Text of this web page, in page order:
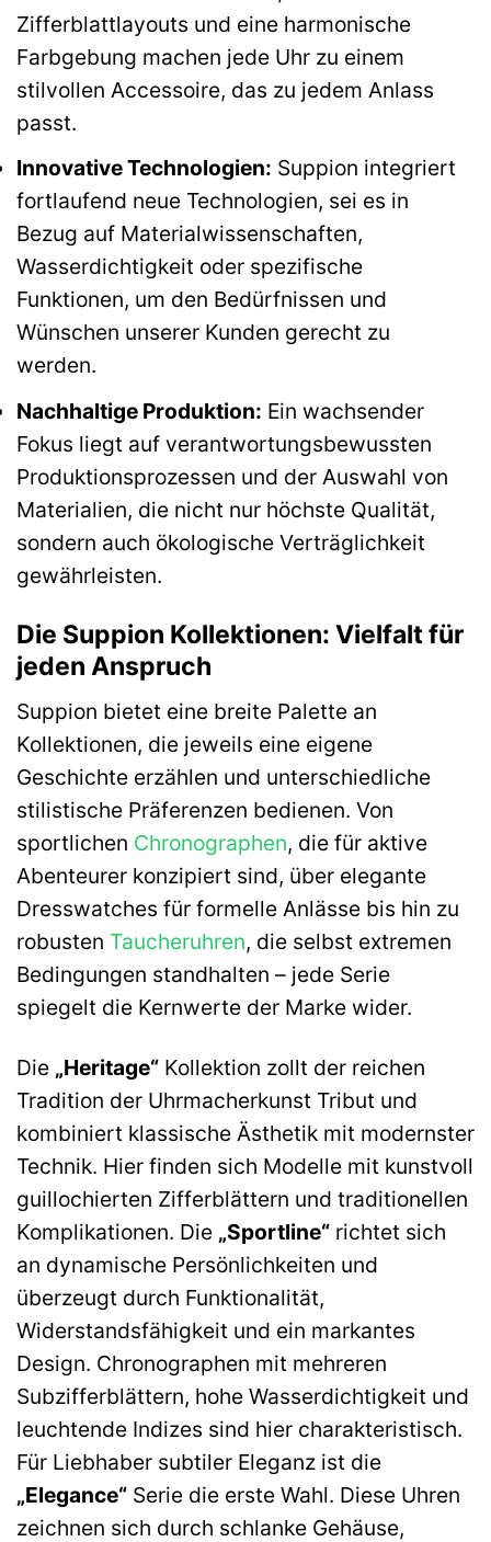
Zifferblattlayouts und eine harmonische
Farbgebung machen jede Uhr zu einem
stilvollen Accessoire, das zu jedem Anlass
passt.
Innovative Technologien: Suppion integriert
fortlaufend neue Technologien, sei es in
Bezug auf Materialwissenschaften,
Wasserdichtigkeit oder spezifische
Funktionen, um den Bedürfnissen und
Wünschen unserer Kunden gerecht zu
werden.
Nachhaltige Produktion: Ein wachsender
Fokus liegt auf verantwortungsbewussten
Produktionsprozessen und der Auswahl von
Materialien, die nicht nur höchste Qualität,
sondern auch ökologische Verträglichkeit
gewährleisten.
Die Suppion Kollektionen: Vielfalt für
jeden Anspruch
Suppion bietet eine breite Palette an
Kollektionen, die jeweils eine eigene
Geschichte erzählen und unterschiedliche
stilistische Präferenzen bedienen. Von
sportlichen Chronographen, die für aktive
Abenteurer konzipiert sind, über elegante
Dresswatches für formelle Anlässe bis hin zu
robusten Taucheruhren, die selbst extremen
Bedingungen standhalten – jede Serie
spiegelt die Kernwerte der Marke wider.
Die „Heritage“ Kollektion zollt der reichen
Tradition der Uhrmacherkunst Tribut und
kombiniert klassische Ästhetik mit modernster
Technik. Hier finden sich Modelle mit kunstvoll
guillochierten Zifferblättern und traditionellen
Komplikationen. Die „Sportline“ richtet sich
an dynamische Persönlichkeiten und
überzeugt durch Funktionalität,
Widerstandsfähigkeit und ein markantes
Design. Chronographen mit mehreren
Subzifferblättern, hohe Wasserdichtigkeit und
leuchtende Indizes sind hier charakteristisch.
Für Liebhaber subtiler Eleganz ist die
„Elegance“ Serie die erste Wahl. Diese Uhren
zeichnen sich durch schlanke Gehäuse,